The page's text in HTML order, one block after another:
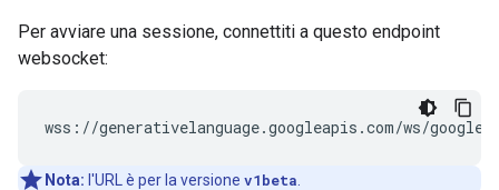
Per avviare una sessione, connettiti a questo endpoint
websocket:
Nota: l'URL è per la versione v1beta